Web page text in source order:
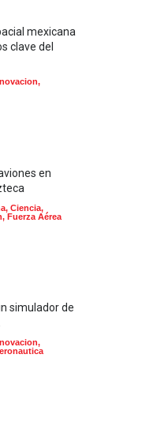
mexicana
clave del
,
en
, Ciencia,
, Fuerza Aérea
simulador de
,